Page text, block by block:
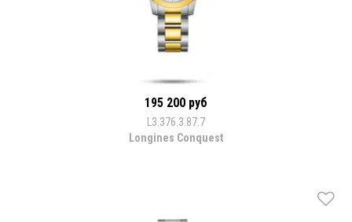
195 200 руб
L3.376.3.87.7
Longines Conquest